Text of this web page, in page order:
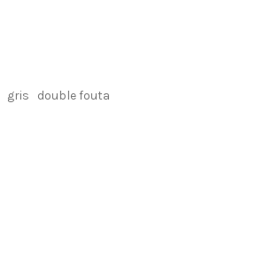
gris double fouta